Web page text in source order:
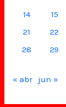
14
15
21
22
28
29
« abr jun »